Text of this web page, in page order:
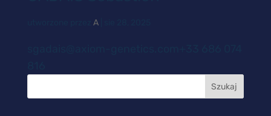
A|
Szukaj